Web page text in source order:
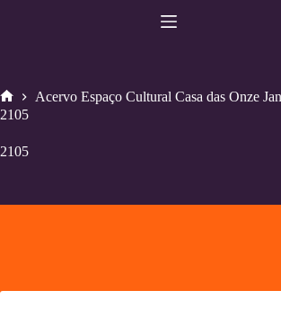
Home
Acervo Espaço Cultural Casa das Onze
2105
2105